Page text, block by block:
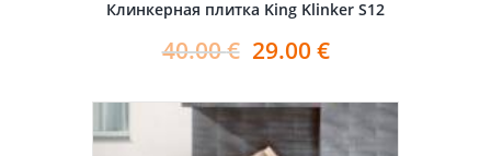
Клинкерная плитка King Klinker S12
40.00€ 29.00 €